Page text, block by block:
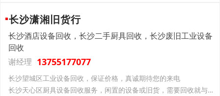
长沙潇湘旧货行
长沙酒店设备回收，长沙二手厨具回收，长沙废旧工业设备
回收
谢经理 13755177077
长沙望城区工业设备回收，保证价格，真诚期待您的来电
长沙天心区厨具设备回收服务，闲置的设备或旧货，需要回收就与我们联系